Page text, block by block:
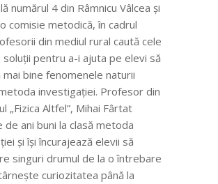
numărul 4 din Râmnicu Vâlcea și
comisie metodică, în cadrul
din mediul rural caută cele
soluții pentru a-i ajuta pe elevi să
mai bine fenomenele naturii
investigației. Profesor din
„Fizica Altfel”, Mihai Fârtat
ani buni la clasă metoda
și își încurajează elevii să
singuri drumul de la o întrebare
curiozitatea până la